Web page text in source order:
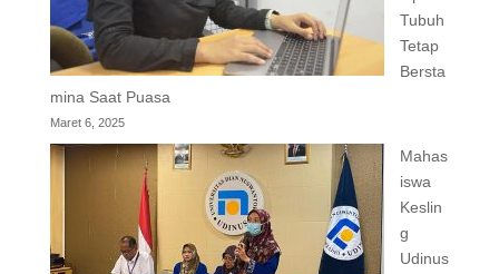
Tubuh
Tetap
Bersta
mina Saat Puasa
Maret 6, 2025
Mahas
iswa
Keslin
g
Udinus